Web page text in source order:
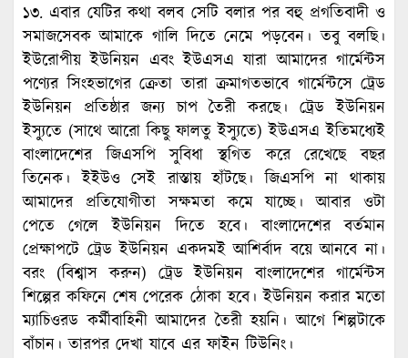
১৩. এবার যেটির কথা বলব সেটি বলার পর বহু প্রগতিবাদী ও
সমাজসেবক আমাকে গালি দিতে নেমে পড়বেন। তবু বলছি।
ইউরোপীয় ইউনিয়ন এবং ইউএসএ যারা আমাদের গার্মেন্টস
পণ্যের সিংহভাগের ক্রেতা তারা ক্রমাগতভাবে গার্মেন্টসে ট্রেড
ইউনিয়ন প্রতিষ্ঠার জন্য চাপ তৈরী করছে। ট্রেড ইউনিয়ন
ইস্যুতে (সাথে আরো কিছু ফালতু ইস্যুতে) ইউএসএ ইতিমধ্যেই
বাংলাদেশের জিএসপি সুবিধা স্থগিত করে রেখেছে বছর
তিনেক। ইইউও সেই রাস্তায় হাঁটছে। জিএসপি না থাকায়
আমাদের প্রতিযোগীতা সক্ষমতা কমে যাচ্ছে। আবার ওটা
পেতে গেলে ইউনিয়ন দিতে হবে। বাংলাদেশের বর্তমান
প্রেক্ষাপটে ট্রেড ইউনিয়ন একদমই আশির্বাদ বয়ে আনবে না।
বরং (বিশ্বাস করুন) ট্রেড ইউনিয়ন বাংলাদেশের গার্মেন্টস
শিল্পের কফিনে শেষ পেরেক ঠোকা হবে। ইউনিয়ন করার মতো
ম্যাচিওরড কর্মীবাহিনী আমাদের তৈরী হয়নি। আগে শিল্পটাকে
বাঁচান। তারপর দেখা যাবে এর ফাইন টিউনিং।